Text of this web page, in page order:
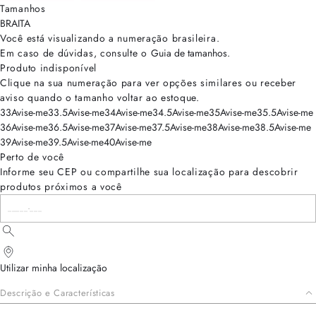
Tamanhos
BRAITA
Você está visualizando a numeração brasileira.
Em caso de dúvidas, consulte o Guia de tamanhos.
Produto indisponível
Clique na sua numeração para ver opções similares ou receber
aviso quando o tamanho voltar ao estoque.
33Avise-me33.5Avise-me34Avise-me34.5Avise-me35Avise-me35.5Avise-me
36Avise-me36.5Avise-me37Avise-me37.5Avise-me38Avise-me38.5Avise-me
39Avise-me39.5Avise-me40Avise-me
Perto de você
Informe seu CEP ou compartilhe sua localização para descobrir
produtos próximos a você
Utilizar minha localização
Descrição e Características